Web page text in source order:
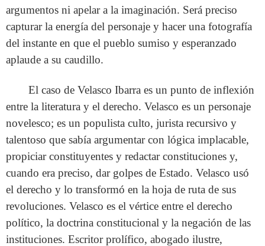
argumentos ni apelar a la imaginación. Será preciso
capturar la energía del personaje y hacer una fotografía
del instante en que el pueblo sumiso y esperanzado
aplaude a su caudillo.
El caso de Velasco Ibarra es un punto de inflexión
entre la literatura y el derecho. Velasco es un personaje
novelesco; es un populista culto, jurista recursivo y
talentoso que sabía argumentar con lógica implacable,
propiciar constituyentes y redactar constituciones y,
cuando era preciso, dar golpes de Estado. Velasco usó
el derecho y lo transformó en la hoja de ruta de sus
revoluciones. Velasco es el vértice entre el derecho
político, la doctrina constitucional y la negación de las
instituciones. Escritor prolífico, abogado ilustre,